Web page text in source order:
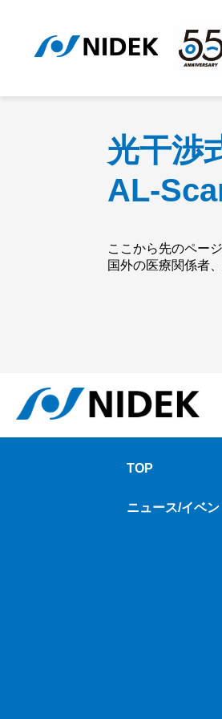
光干渉
AL-
ここから先のペー
国外の医療関係者
TOP
ニュース/イベン